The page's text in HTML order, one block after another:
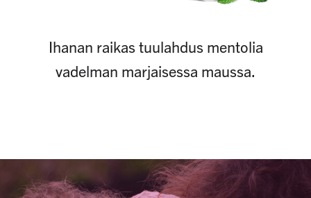
Ihanan raikas tuulahdus mentolia
vadelman marjaisessa maussa.